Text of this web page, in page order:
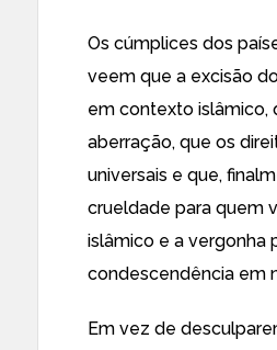
Os cúmplices dos
veem que a excisão
em contexto islâmico,
aberração, que os
universais e que,
crueldade para quem
islâmico e a vergonha
condescendência em
Em vez de